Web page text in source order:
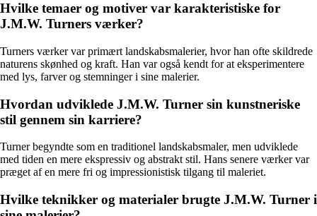
Hvilke temaer og motiver var karakteristiske for
J.M.W. Turners værker?
Turners værker var primært landskabsmalerier, hvor han ofte skildrede
naturens skønhed og kraft. Han var også kendt for at eksperimentere
med lys, farver og stemninger i sine malerier.
Hvordan udviklede J.M.W. Turner sin kunstneriske
stil gennem sin karriere?
Turner begyndte som en traditionel landskabsmaler, men udviklede
med tiden en mere ekspressiv og abstrakt stil. Hans senere værker var
præget af en mere fri og impressionistisk tilgang til maleriet.
Hvilke teknikker og materialer brugte J.M.W. Turner i